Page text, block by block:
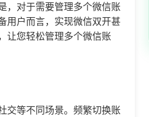
，对于需要管理多个微信账
用户而言，实现微信双开甚
让您轻松管理多个微信账
交等不同场景。频繁切换账